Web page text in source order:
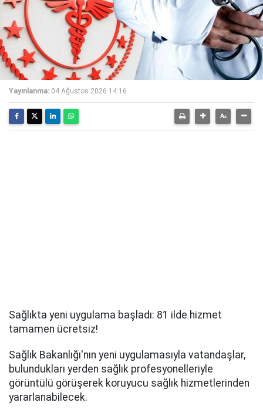
Yayınlanma: 04 Ağustos 2026 14:16
Sağlıkta yeni uygulama başladı: 81 ilde hizmet
tamamen ücretsiz!
Sağlık Bakanlığı'nın yeni uygulamasıyla vatandaşlar,
bulundukları yerden sağlık profesyonelleriyle
görüntülü görüşerek koruyucu sağlık hizmetlerinden
yararlanabilecek.